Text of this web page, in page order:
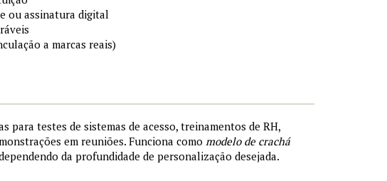
ou assinatura digital
a marcas reais)
para testes de sistemas de acesso, treinamentos de RH,
em reuniões. Funciona como modelo de crachá
da profundidade de personalização desejada.